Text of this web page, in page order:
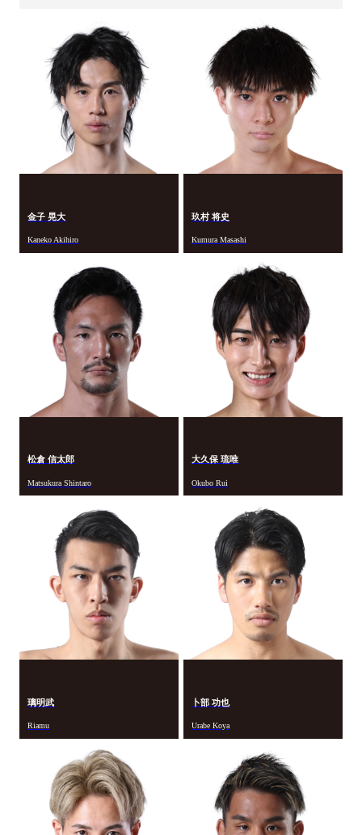
金子 晃大
Kaneko Akihiro
玖村 将史
Kumura Masashi
松倉 信太郎
Matsukura Shintaro
大久保 琉唯
Okubo Rui
璃明武
Riamu
卜部 功也
Urabe Koya